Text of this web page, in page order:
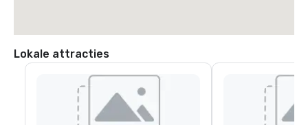
Lokale attracties